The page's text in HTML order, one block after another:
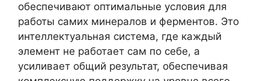
обеспечивают оптимальные условия для
работы самих минералов и ферментов. Это
интеллектуальная система, где каждый
элемент не работает сам по себе, а
усиливает общий результат, обеспечивая